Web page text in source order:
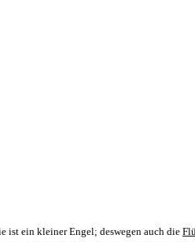
ist ein kleiner Engel; deswegen auch die